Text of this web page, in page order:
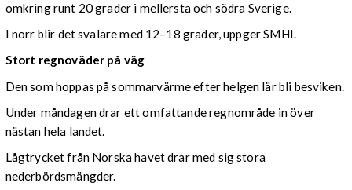
omkring runt 20 grader i mellersta och södra Sverige.
I norr blir det svalare med 12–18 grader, uppger SMHI.
Stort regnoväder på väg
Den som hoppas på sommarvärme efter helgen lär bli besviken.
Under måndagen drar ett omfattande regnområde in över
nästan hela landet.
Lågtrycket från Norska havet drar med sig stora
nederbördsmängder.